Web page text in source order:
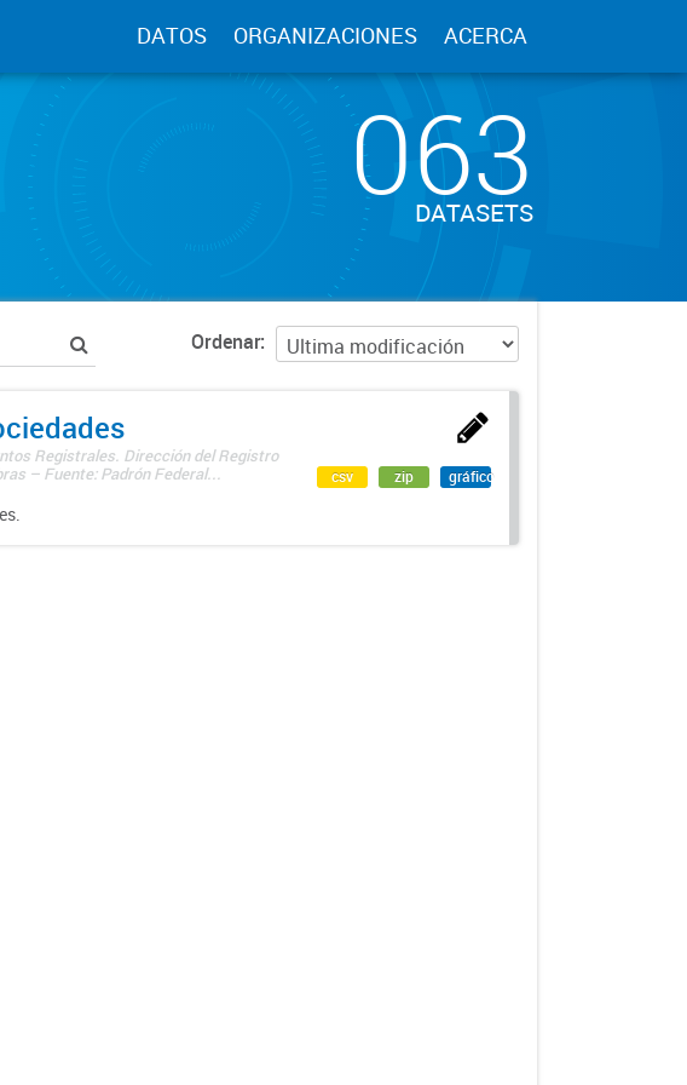
DATOS ORGANIZACIONES ACERCA
063
DATASETS
Ordenar
Registrales. Dirección del Registro
– Fuente: Padrón Federal...
csv zip gráfico